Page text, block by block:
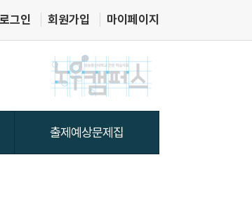
로그인 회원가입 마이페이지